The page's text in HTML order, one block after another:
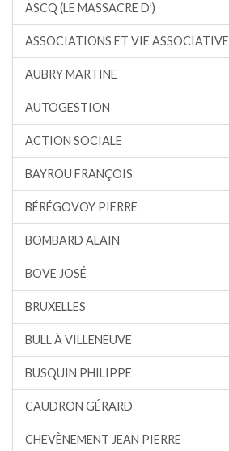
ASCQ (LE MASSACRE D’)
ASSOCIATIONS ET VIE ASSOCIATIVE
AUBRY MARTINE
AUTOGESTION
ACTION SOCIALE
BAYROU FRANÇOIS
BÉRÉGOVOY PIERRE
BOMBARD ALAIN
BOVE JOSÉ
BRUXELLES
BULL À VILLENEUVE
BUSQUIN PHILIPPE
CAUDRON GÉRARD
CHEVÈNEMENT JEAN PIERRE